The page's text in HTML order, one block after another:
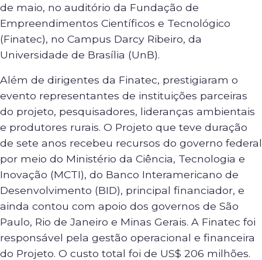
de maio, no auditório da Fundação de
Empreendimentos Científicos e Tecnológico
(Finatec), no Campus Darcy Ribeiro, da
Universidade de Brasília (UnB).
Além de dirigentes da Finatec, prestigiaram o
evento representantes de instituições parceiras
do projeto, pesquisadores, lideranças ambientais
e produtores rurais. O Projeto que teve duração
de sete anos recebeu recursos do governo federal
por meio do Ministério da Ciência, Tecnologia e
Inovação (MCTI), do Banco Interamericano de
Desenvolvimento (BID), principal financiador, e
ainda contou com apoio dos governos de São
Paulo, Rio de Janeiro e Minas Gerais. A Finatec foi
responsável pela gestão operacional e financeira
do Projeto. O custo total foi de US$ 206 milhões.